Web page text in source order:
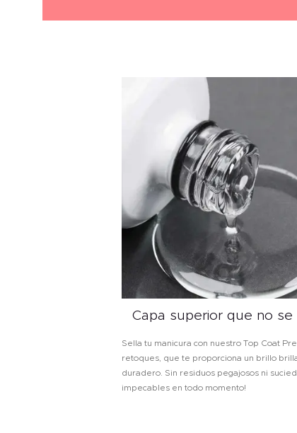
Capa superior que no se
Sella tu manicura con nuestro Top Coat
retoques, que te proporciona un brillo
duradero. Sin residuos pegajosos ni
impecables en todo momento!